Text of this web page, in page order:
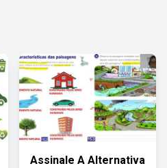
Assinale A Alternativa